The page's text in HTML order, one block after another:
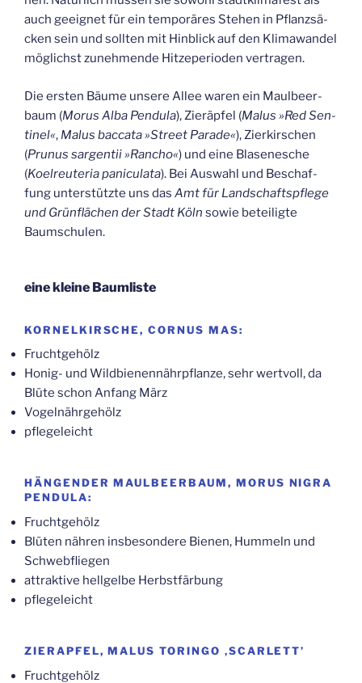
auch geeig­net für ein tem­po­rä­res Ste­hen in Pflanz­sä­
cken sein und soll­ten mit Hin­blick auf den Kli­ma­wan­del
mög­lichst zuneh­men­de Hit­ze­pe­ri­oden vertragen.
Die ers­ten Bäu­me unse­re Allee waren ein Maul­beer­
baum (Morus Alba Pen­du­la), Zier­äp­fel (Malus »Red Sen­
ti­nel«, Malus bac­ca­ta »Street Para­de«), Zier­kir­schen
(Pru­nus sar­gen­tii »Rancho«) und eine Bla­sen­esche
(Koel­reu­te­ria pani­cu­la­ta). Bei Aus­wahl und Beschaf­
fung unter­stütz­te uns das Amt für Land­schafts­pfle­ge
und Grün­flä­chen der Stadt Köln sowie betei­lig­te
Baumschulen.
eine klei­ne Baumliste
KOR­NEL­KIR­SCHE, COR­NUS MAS:
Frucht­ge­hölz
Honig- und Wild­bie­nen­nähr­pflan­ze, sehr wert­voll, da
Blü­te schon Anfang März
Vogel­nähr­ge­hölz
pfle­ge­leicht
HÄN­GEN­DER MAUL­BEER­BAUM, MORUS NIGRA
PENDULA:
Frucht­ge­hölz
Blü­ten näh­ren ins­be­son­de­re Bie­nen, Hum­meln und
Schwebfliegen
attrak­ti­ve hell­gel­be Herbstfärbung
pfle­ge­leicht
ZIER­AP­FEL, MALUS TORIN­GO ‚SCAR­LETT’
Frucht­ge­hölz